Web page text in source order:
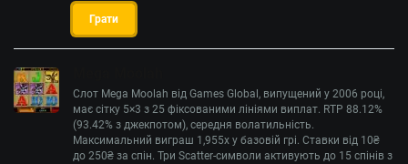
Грати
Слот Mega Moolah від Games Global, випущений у 2006 році,
має сітку 5×3 з 25 фіксованими лініями виплат. RTP 88.12%
(93.42% з джекпотом), середня волатильність.
Максимальний виграш 1,955x у базовій грі. Ставки від 10₴
до 250₴ за спін. Три Scatter-символи активують до 15 спінів з